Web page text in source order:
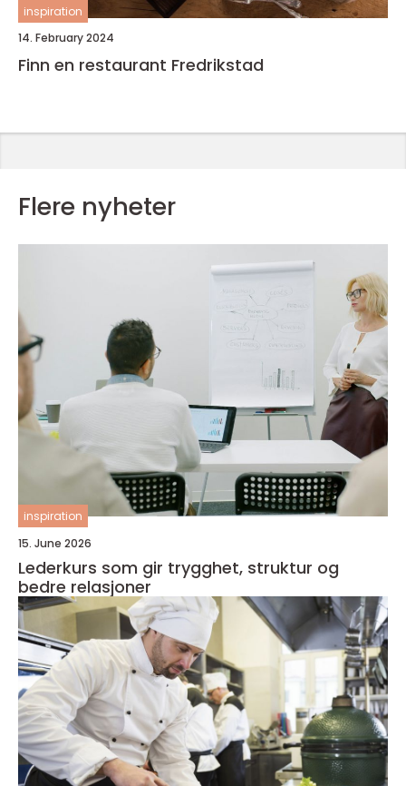
inspiration
14. February 2024
Finn en restaurant Fredrikstad
Flere nyheter
inspiration
15. June 2026
Lederkurs som gir trygghet, struktur og
bedre relasjoner